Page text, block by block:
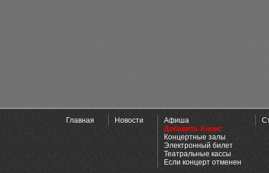
Главная Новости
Афиша
Добавить Анонс
Концертные залы
Электронный билет
Театральные кассы
Если концерт отменен